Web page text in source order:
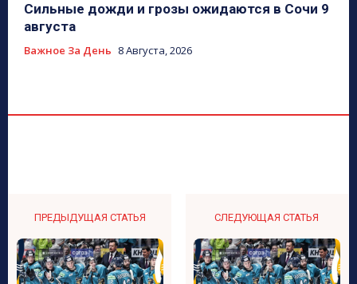
Сильные дожди и грозы ожидаются в Сочи 9
августа
Важное За День 8 Августа, 2026
ПРЕДЫДУЩАЯ СТАТЬЯ СЛЕДУЮЩАЯ СТАТЬЯ